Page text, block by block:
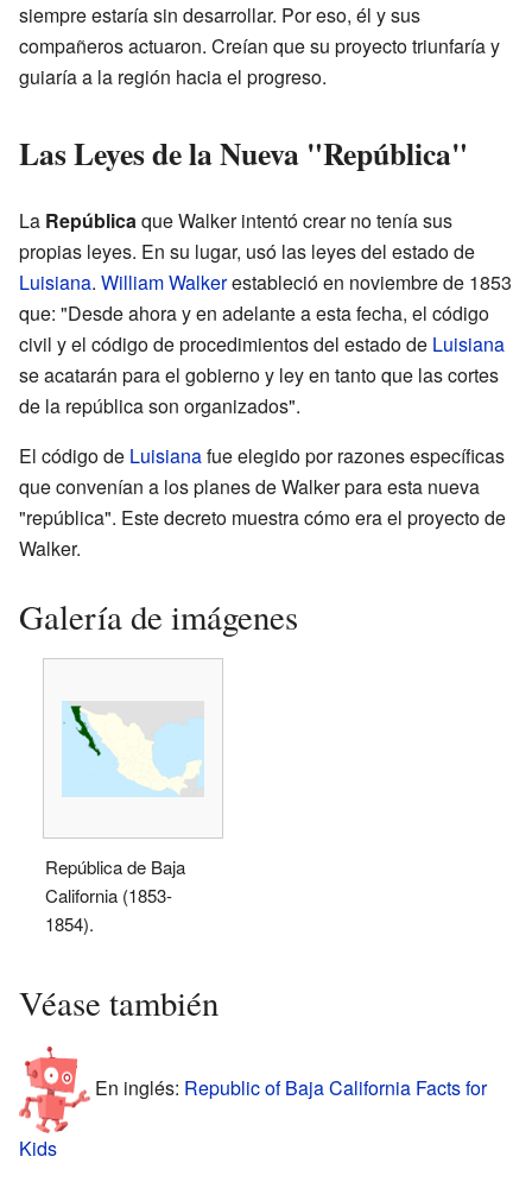
siempre estaría sin desarrollar. Por eso, él y sus
compañeros actuaron. Creían que su proyecto triunfaría y
guiaría a la región hacia el progreso.
Las Leyes de la Nueva "República"
La Repúblicaque Walker intentó crear no tenía sus
propias leyes. En su lugar, usó las leyes del estado de
Luisiana. William Walkerestableció en noviembre de 1853
que: "Desde ahora y en adelante a esta fecha, el código
civil y el código de procedimientos del estado de Luisiana
se acatarán para el gobierno y ley en tanto que las cortes
de la república son organizados".
El código de Luisianafue elegido por razones específicas
que convenían a los planes de Walker para esta nueva
"república". Este decreto muestra cómo era el proyecto de
Walker.
Galería de imágenes
República de Baja
California (1853-
1854).
Véase también
En inglés: Republic of Baja California Facts for
Kids